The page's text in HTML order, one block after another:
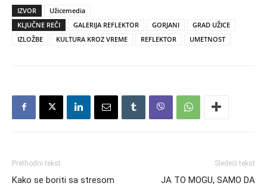
IZVOR
Užicemedia
KLJUČNE REČI
GALERIJA REFLEKTOR GORJANI
GRAD UŽICE
IZLOŽBE
KULTURA KROZ VREME REFLEKTOR UMETNOST
Prethodni tekst
Kako se boriti sa stresom
Sledeći tekst
JA TO MOGU, SAMO DA